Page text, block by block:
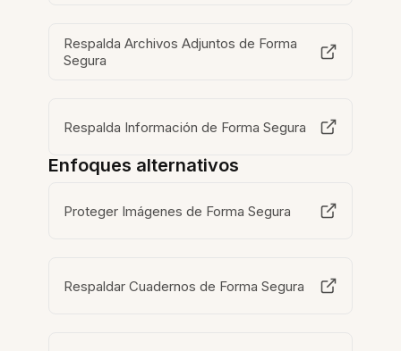
Respalda Archivos Adjuntos de Forma
Segura
Respalda Información de Forma Segura
Enfoques alternativos
Proteger Imágenes de Forma Segura
Respaldar Cuadernos de Forma Segura